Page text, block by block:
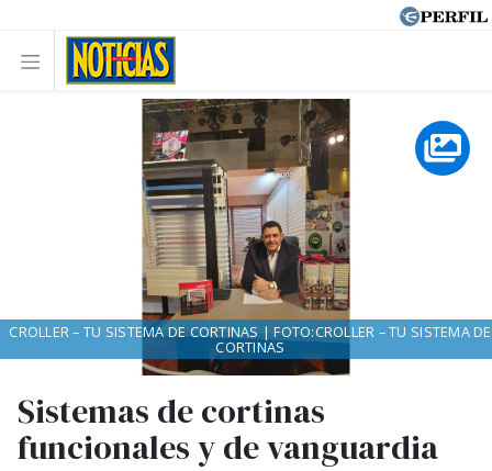
Sistemas de cortinas
funcionales y de vanguardia
CROLLER – TU SISTEMA DE CORTINAS | FOTO:CROLLER – TU SISTEMA DE
CORTINAS